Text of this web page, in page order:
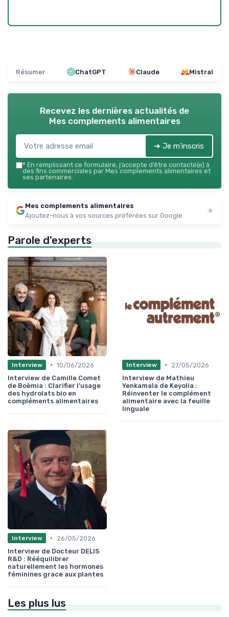
Résumer ChatGPT Claude Mistral
Recevez les dernières actualités de
Mes complements alimentaires
➔ Je m'inscris
* En remplissant ce formulaire, j’accepte d’être contacté(e) à
des fins commerciales par Mes complements alimentaires et
ses partenaires.
Mes complements alimentaires
Ajoutez-nous à vos sources préférées sur Google
Parole d'experts
Interview • 10/06/2026
Interview de Camille Comet
de Boèmia : Clarifier l’usage
des hydrolats bio en
compléments alimentaires
Interview •
27/05/2026
Interview de Mathieu
Yenkamala de Keyolia :
Réinventer le complément
alimentaire avec la feuille
linguale
Interview •
26/05/2026
Interview de Docteur DELIS
R&D : Rééquilibrer
naturellement les hormones
féminines grace aux plantes
Les plus lus